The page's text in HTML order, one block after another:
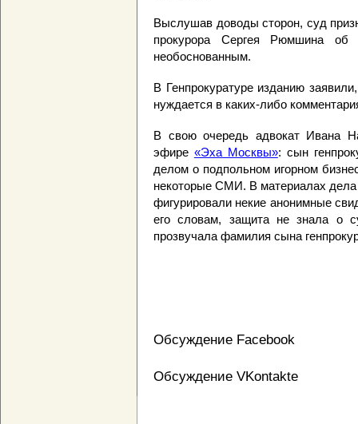
Выслушав доводы сторон, суд
прокурора Сергея Рюмшина об
необоснованным.
В Генпрокуратуре изданию
нуждается в каких-либо
В свою очередь адвокат Ивана
эфире «Эха Москвы»: сын
делом о подпольном игорном
некоторые СМИ. В материалах
фигурировали некие анонимные
его словам, защита не знала о
прозвучала фамилия сына
Обсуждение Facebook
Обсуждение VKontakte